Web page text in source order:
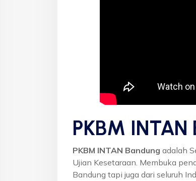
PKBM
PKBM INTAN Bandung adalah
Ujian Kesetaraan. Membuka
Bandung tapi juga dari seluruh